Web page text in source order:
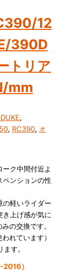
12
390D
トリア
mm
,
, RC390, オ
ク中間付近よ
ペンションの性
の軽いライダー
上げ感が気に
の交換です。
れています）
す。
2016）